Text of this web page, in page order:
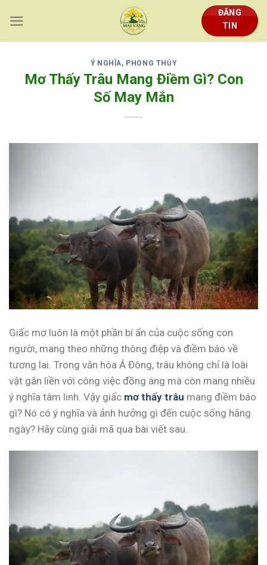
content
ĐĂNG
TIN
Ý NGHĨA, PHONG THỦY
Mơ Thấy Trâu Mang Điềm Gì? Con
Số May Mắn
Giấc mơ luôn là một phần bí ẩn của cuộc sống con
người, mang theo những thông điệp và điềm báo về
tương lai. Trong văn hóa Á Đông, trâu không chỉ là loài
vật gắn liền với công việc đồng áng mà còn mang nhiều
ý nghĩa tâm linh. Vậy giấc mơ thấy trâu mang điềm báo
gì? Nó có ý nghĩa và ảnh hưởng gì đến cuộc sống hằng
ngày? Hãy cùng giải mã qua bài viết sau.